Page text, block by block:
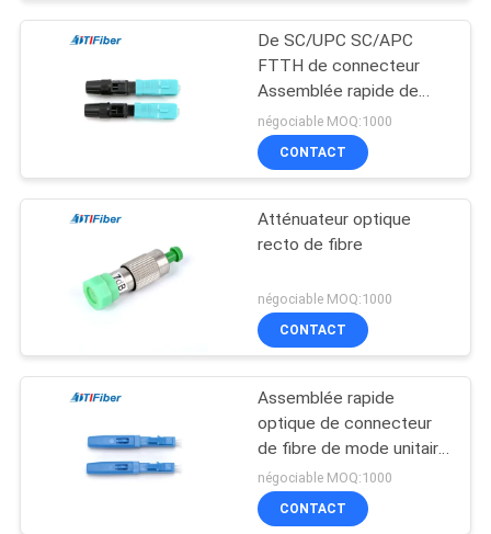
De SC/UPC SC/APC
FTTH de connecteur
Assemblée rapide de
fibre optique mécanique
rapidement
négociable MOQ:1000
CONTACT
Atténuateur optique
recto de fibre
négociable MOQ:1000
CONTACT
Assemblée rapide
optique de connecteur
de fibre de mode unitaire
de champ rapide de Ftth
négociable MOQ:1000
CONTACT